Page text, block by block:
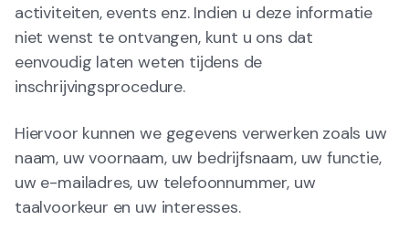
activiteiten, events enz. Indien u deze informatie
niet wenst te ontvangen, kunt u ons dat
eenvoudig laten weten tijdens de
inschrijvingsprocedure.
Hiervoor kunnen we gegevens verwerken zoals uw
naam, uw voornaam, uw bedrijfsnaam, uw functie,
uw e-mailadres, uw telefoonnummer, uw
taalvoorkeur en uw interesses.